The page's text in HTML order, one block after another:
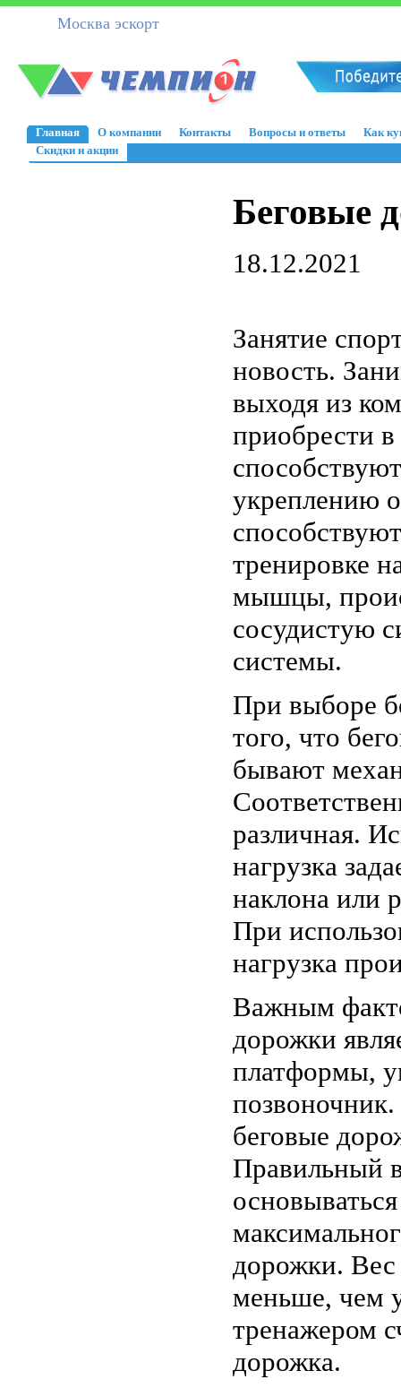
Москва эскорт
Главная О компании Контакты Вопросы и ответы
Как
Скидки и акции
Беговые
18.12.2021
Занятие
новость.
выходя из
приобрести
укреплению
тренировке
мышцы,
сосудистую
системы.
При выборе
того, что
бывают
различная.
нагрузка
наклона или
При
нагрузка
Важным
дорожки
платформы,
беговые
Правильный
дорожки.
меньше, чем
тренажером
дорожка.